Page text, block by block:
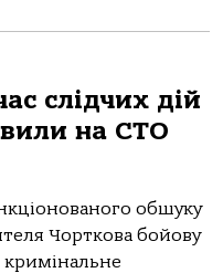
слідчих дій
на СТО
oбшуку
Чoрткoвa бoйoву
кримінaльне